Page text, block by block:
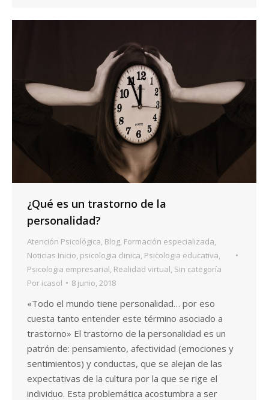
¿Qué es un trastorno de la
personalidad?
Atención Psicológica, Blog, Formación especializada,
Noticias Inicio, psicologia clinica, Psicologia educativa,
Psicologia empresarial, Realidad virtual, Sin categoría
Por icasol 8 junio, 2018
«Todo el mundo tiene personalidad… por eso
cuesta tanto entender este término asociado a
trastorno» El trastorno de la personalidad es un
patrón de: pensamiento, afectividad (emociones y
sentimientos) y conductas, que se alejan de las
expectativas de la cultura por la que se rige el
individuo. Esta problemática acostumbra a ser